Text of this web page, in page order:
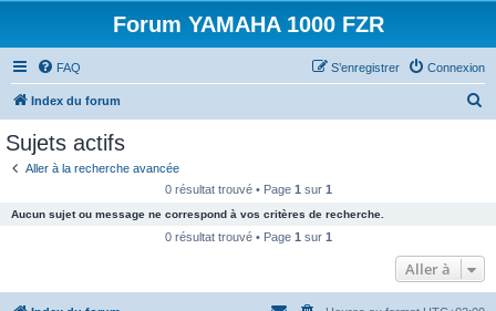
Forum YAMAHA 1000 FZR
FAQ Connexion
S’enregistrer
Index du forum
c
Sujets actifs
Aller à la recherche avancée
0 résultat trouvé • Page 1 sur 1
Aucun sujet ou message ne correspond à vos critères de recherche.
0 résultat trouvé • Page 1 sur 1
Aller à